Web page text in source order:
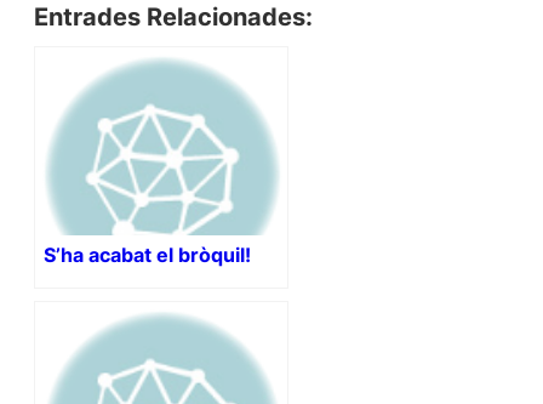
Entrades Relacionades:
S’ha acabat el bròquil!